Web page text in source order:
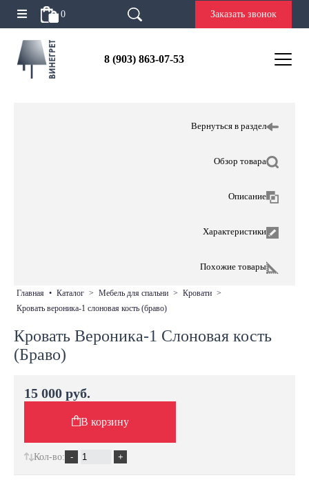
0 Заказать звонок
8 (903) 863-07-53
Вернуться в раздел
Обзор товара
Описание
Характеристики
Похожие товары
главная • каталог > мебель для спальни > кровати >
кровать вероника-1 слоновая кость (браво)
Кровать Вероника-1 Слоновая кость
(Браво)
15 000 руб.
В корзину
Кол-во: